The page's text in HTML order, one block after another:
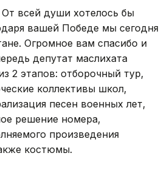
всей души хотелось бы
вашей Победе мы сегодня
Огромное вам спасибо и
депутат маслихата
2 этапов: отборочный тур,
коллективы школ,
песен военных лет,
решение номера,
произведения
костюмы.